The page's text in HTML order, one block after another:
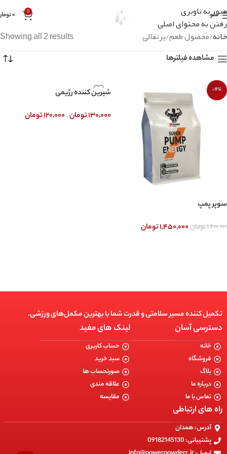
عبور به ناوبری
رفتن به محتوای اصلی
منو 0 ۰
خانه محصول طعم پرتقالی Showing all 2 results
مشاهده فیلترها
-9%
سوپر پمپ
۱,۶۰۰,۰۰۰تومان۱,۴۵۰,۰۰۰تومان
شیرین کننده رژیمی
۱۳۰,۰۰۰تومان–۱۲۰,۰۰۰تومان
تکمیل کننده مسیر سلامتی و قدرت شما با بهترین مکمل‌های ورزشی.
دسترسی آسان
خانه
فروشگاه
بلاگ
درباره ما
تماس با ما
لینک های مفید
حساب کاربری
سبد خرید
صورتحساب ها
علاقه مندی
مقایسه
راه های ارتباطی
آدرس: همدان
پشتیبانی: 09182145130